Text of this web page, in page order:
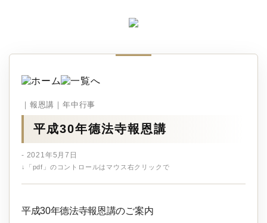
｜報恩講｜年中行事
平成30年德法寺報恩講
- 2021年5月7日
↓「pdf」のコントロールはマウス右クリックで
平成30年德法寺報恩講のご案内